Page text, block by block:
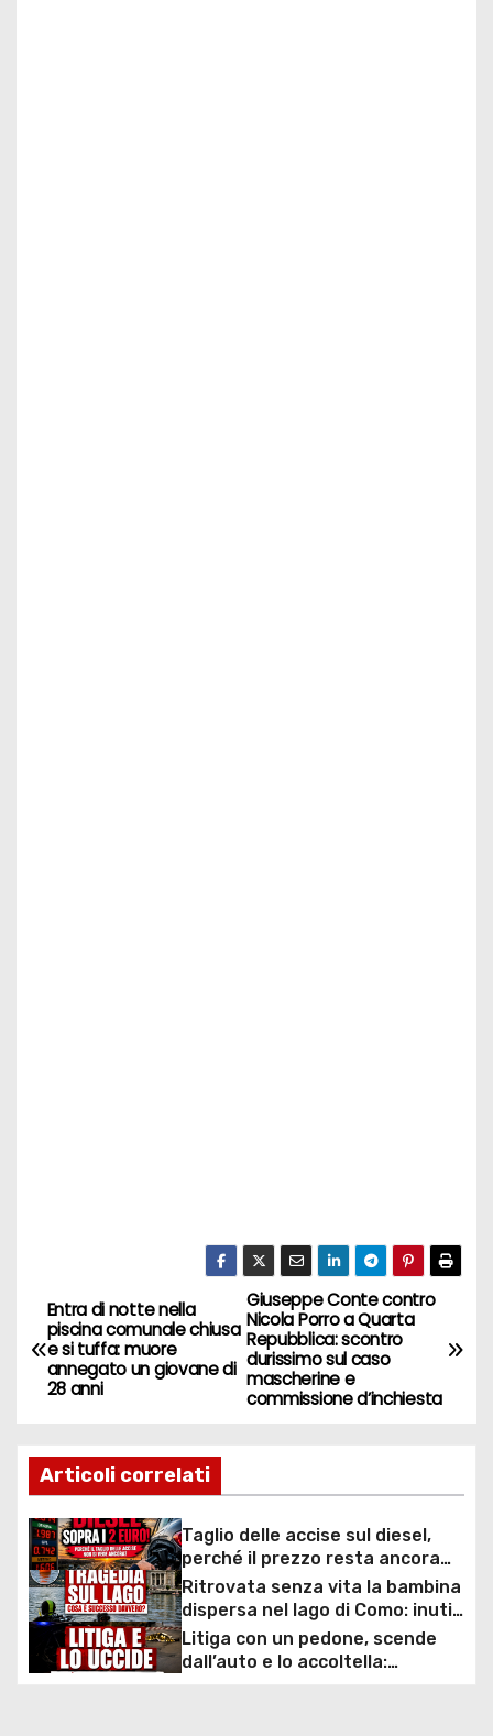
N
a
v
i
g
a
z
i
o
Giuseppe Conte contro
Nicola Porro a Quarta
Repubblica: scontro
durissimo sul caso
mascherine e
commissione d’inchiesta
Entra di notte nella
piscina comunale chiusa
e si tuffa: muore
annegato un giovane di
28 anni
Articoli correlati
Taglio delle accise sul diesel,
perché il prezzo resta ancora
sopra i 2 euro nonostante lo
sconto deciso dal Governo
Ritrovata senza vita la bambina
dispersa nel lago di Como: inutili
ore di ricerche dei
sommozzatori
Litiga con un pedone, scende
dall’auto e lo accoltella: